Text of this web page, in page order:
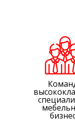
солидно, но